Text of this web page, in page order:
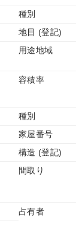
種別
地目 (登記)
用途地域
容積率
種別
家屋番号
構造 (登記)
間取り
占有者